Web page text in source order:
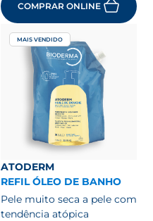
COMPRAR ONLINE
MAIS VENDIDO
ATODERM
REFIL ÓLEO DE BANHO
Pele muito seca a pele com
tendência atópica